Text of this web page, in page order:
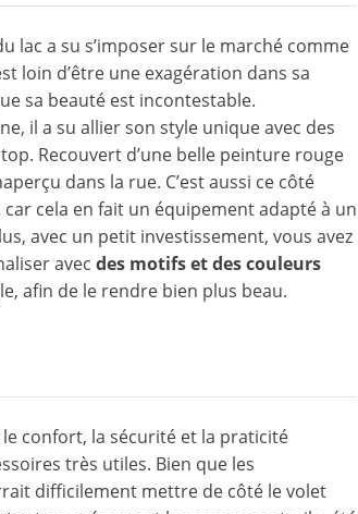
lac a su s’imposer sur le marché comme
loin d’être une exagération dans sa
sa beauté est incontestable.
il a su allier son style unique avec des
Recouvert d’une belle peinture rouge
dans la rue. C’est aussi ce côté
cela en fait un équipement adapté à un
avec un petit investissement, vous avez
avec des motifs et des couleurs
afin de le rendre bien plus beau.
confort, la sécurité et la praticité
très utiles. Bien que les
difficilement mettre de côté le volet